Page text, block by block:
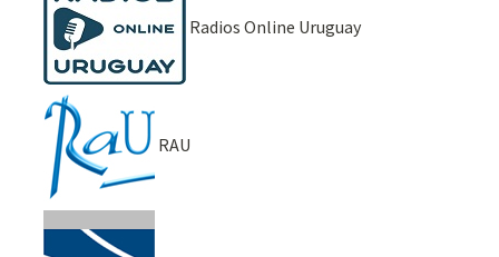
Radios Online Uruguay
RAU